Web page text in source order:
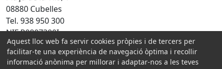
08880 Cubelles
Tel. 938 950 300
NIF P0807300I
Amb la col·laboració de:
Aquest lloc web fa servir cookies pròpies i de tercers per
facilitar-te una experiència de navegació òptima i recollir
informació anònima per millorar i adaptar-nos a les teves